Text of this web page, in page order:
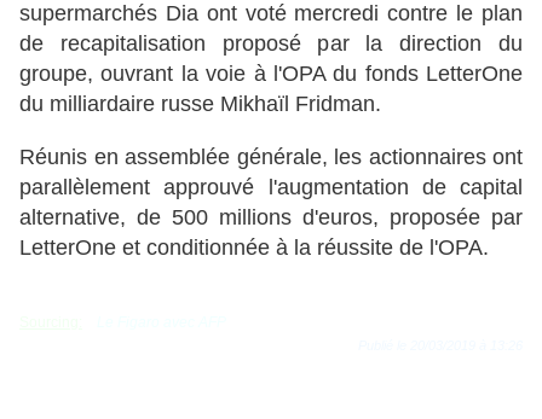
supermarchés Dia ont voté mercredi contre le plan
de recapitalisation proposé par la direction du
groupe, ouvrant la voie à l'OPA du fonds LetterOne
du milliardaire russe Mikhaïl Fridman.
Réunis en assemblée générale, les actionnaires ont
parallèlement approuvé l'augmentation de capital
alternative, de 500 millions d'euros, proposée par
LetterOne et conditionnée à la réussite de l'OPA.